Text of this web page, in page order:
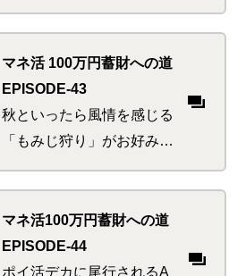
て。しっかり者の友人たち
はみな防災グッズの準備に
余念なしだが、それだけで
は不十分だと、飛び入り参
加のあの人が言いだし…
マネ活 100万円蓄財への道
EPISODE-43
秋といったら風情を感じる
「もみじ狩り」がお好みな
二人。ただし考えることは
世間様も同様。行楽地への
行き帰りときたら、何だっ
てこんなに混み合うのか。
あ、チャージ忘れてた…
マネ活100万円蓄財への道
EPISODE-44
ポイ活デカに尾行されるA